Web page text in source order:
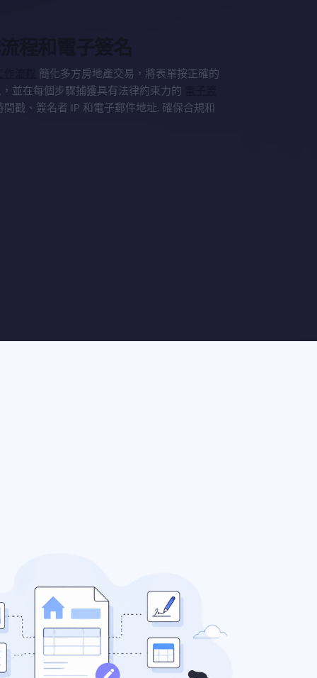
簡化多方房地產交易，將表單按正確的
並在每個步驟捕獲具有法律約束力的
戳、簽名者 IP 和電子郵件地址. 確保合規和